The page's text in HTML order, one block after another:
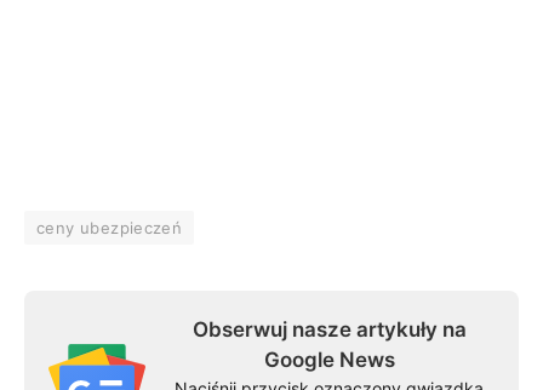
ceny ubezpieczeń
Obserwuj nasze artykuły na
Google News